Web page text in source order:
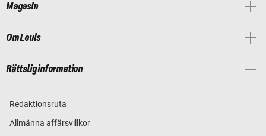
Magasin
Om Louis
Rättslig information
Redaktionsruta
Allmänna affärsvillkor